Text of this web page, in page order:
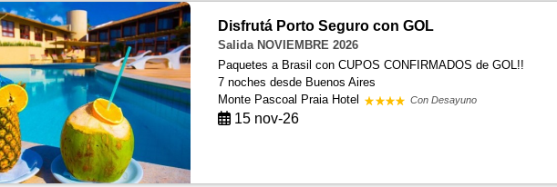
Disfrutá Porto Seguro con GOL
Salida NOVIEMBRE 2026
Paquetes a Brasil con CUPOS CONFIRMADOS de GOL!!
7 noches desde Buenos Aires
Monte Pascoal Praia Hotel
Con Desayuno
15 nov-26